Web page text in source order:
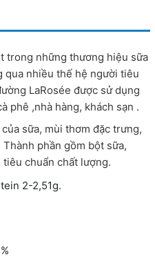
trong những thương hiệu sữa
qua nhiều thế hệ người tiêu
LaRosée được sử dụng
phê ,nhà hàng, khách sạn .
sữa, mùi thơm đặc trưng,
phần gồm bột sữa,
chuẩn chất lượng.
2-2,51g.